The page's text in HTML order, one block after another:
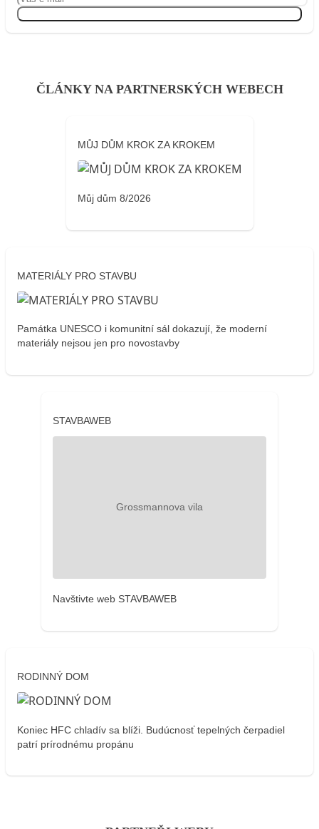
ČLÁNKY NA PARTNERSKÝCH WEBECH
MŮJ DŮM KROK ZA KROKEM
Můj dům 8/2026
MATERIÁLY PRO STAVBU
Památka UNESCO i komunitní sál dokazují, že moderní
materiály nejsou jen pro novostavby
STAVBAWEB
Navštivte web STAVBAWEB
RODINNÝ DOM
Koniec HFC chladív sa blíži. Budúcnosť tepelných čerpadiel
patrí prírodnému propánu